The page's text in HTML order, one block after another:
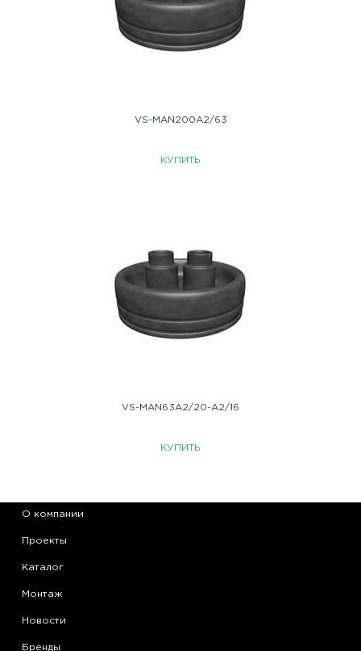
VS-MAN200A2/63
КУПИТЬ
VS-MAN63A2/20-A2/16
КУПИТЬ
О компании
Проекты
Каталог
Монтаж
Новости
Бренды